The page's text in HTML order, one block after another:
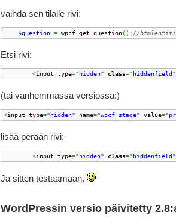
vaihda sen tilalle rivi:
$question = wpcf_get_question( ) ; //
Etsi rivi:
<input type="hidden" class="hiddenfield"
(tai vanhemmassa versiossa:)
<input type="hidden" name="wpcf_stage" value=
lisää perään rivi:
<input type="hidden" class="hiddenfield"
Ja sitten testaamaan.
WordPressin versio päivitetty